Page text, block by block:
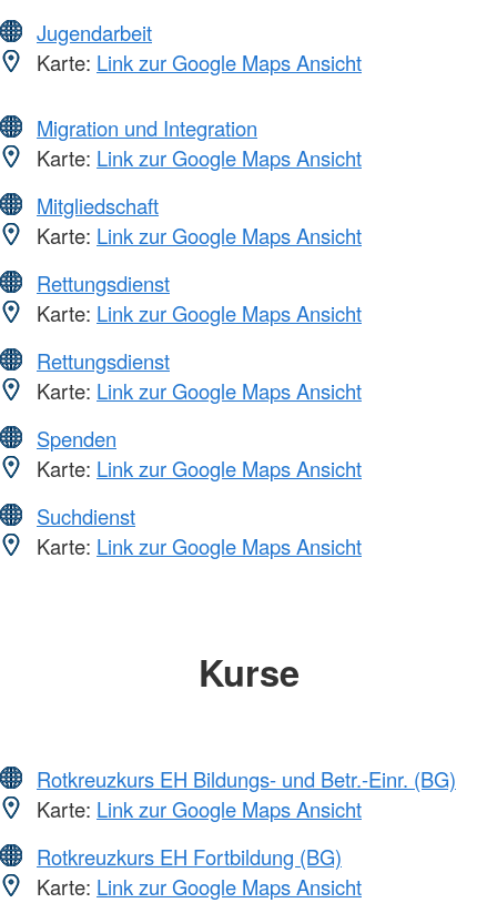
Jugendarbeit
Karte: Link zur Google Maps Ansicht
Migration und Integration
Karte: Link zur Google Maps Ansicht
Mitgliedschaft
Karte: Link zur Google Maps Ansicht
Rettungsdienst
Karte: Link zur Google Maps Ansicht
Rettungsdienst
Karte: Link zur Google Maps Ansicht
Spenden
Karte: Link zur Google Maps Ansicht
Suchdienst
Karte: Link zur Google Maps Ansicht
Kurse
Rotkreuzkurs EH Bildungs- und Betr.-Einr. (BG)
Karte: Link zur Google Maps Ansicht
Rotkreuzkurs EH Fortbildung (BG)
Karte: Link zur Google Maps Ansicht